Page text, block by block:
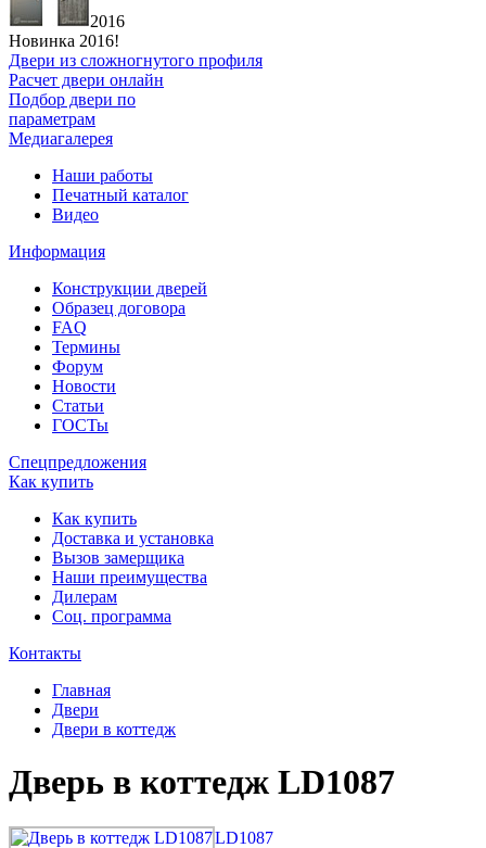
2016
Новинка 2016!
Двери из сложногнутого профиля
Расчет двери онлайн
Подбор двери по
параметрам
Медиагалерея
Наши работы
Печатный каталог
Видео
Информация
Конструкции дверей
Образец договора
FAQ
Термины
Форум
Новости
Статьи
ГОСТы
Спецпредложения
Как купить
Как купить
Доставка и установка
Вызов замерщика
Наши преимущества
Дилерам
Соц. программа
Контакты
Главная
Двери
Двери в коттедж
Дверь в коттедж LD1087
LD1087